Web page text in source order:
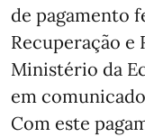
de pagamento
Recuperação e
Ministério da
em
Com este